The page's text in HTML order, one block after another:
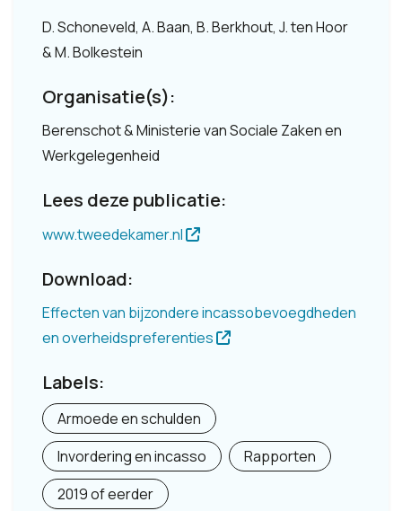
D. Schoneveld, A. Baan, B. Berkhout, J. ten Hoor
& M. Bolkestein
Organisatie(s):
Berenschot & Ministerie van Sociale Zaken en
Werkgelegenheid
Lees deze publicatie:
www.tweedekamer.nl
Download:
Effecten van bijzondere incassobevoegdheden
en overheidspreferenties
Labels:
Armoede en schulden
Invordering en incasso
Rapporten
2019 of eerder